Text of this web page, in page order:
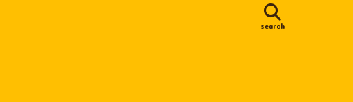
search